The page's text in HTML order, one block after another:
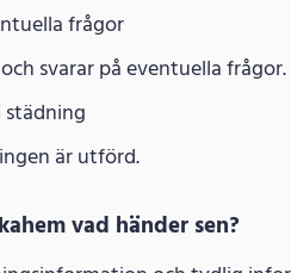
frågor
svarar på eventuella frågor.
är utförd.
vad händer sen?